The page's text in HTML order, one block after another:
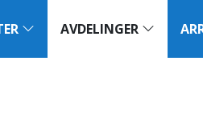
AVDELINGER